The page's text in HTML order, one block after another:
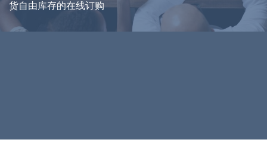
货自由库存的在线订购